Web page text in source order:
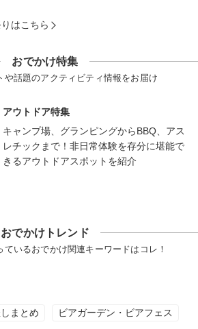
はこちら
おでかけ特集
や話題のアクティビティ情報をお届け
アウトドア特集
キャンプ場、グランピングからBBQ、アス
レチックまで！非日常体験を存分に堪能で
きるアウトドアスポットを紹介
おでかけトレンド
ているおでかけ関連キーワードはコレ！
まとめ ビアガーデン・ビアフェス